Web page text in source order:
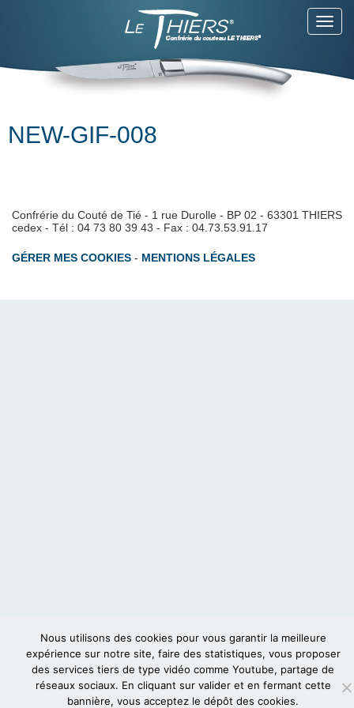
NEW-GIF-008
Confrérie du Couté de Tié - 1 rue Durolle - BP 02 - 63301 THIERS
cedex - Tél : 04 73 80 39 43 - Fax : 04.73.53.91.17
GÉRER MES COOKIES - MENTIONS LÉGALES
Nous utilisons des cookies pour vous garantir la meilleure
expérience sur notre site, faire des statistiques, vous proposer
des services tiers de type vidéo comme Youtube, partage de
réseaux sociaux. En cliquant sur valider et en fermant cette
bannière, vous acceptez le dépôt des cookies.